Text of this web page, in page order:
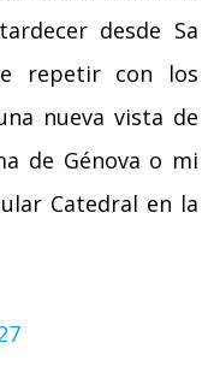
desde Sa
repetir con los
nueva vista de
de Génova o mi
Catedral en la